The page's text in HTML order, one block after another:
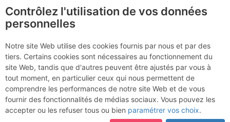
Pointe Ratti : Depuis le
Col de l'Encrenaz
Mercredi 15
février 2017
Contrôlez l'utilisation de vos données
personnelles
Notre site Web utilise des cookies fournis par nous et par des
tiers. Certains cookies sont nécessaires au fonctionnement du
site Web, tandis que d'autres peuvent être ajustés par vous à
tout moment, en particulier ceux qui nous permettent de
comprendre les performances de notre site Web et de vous
fournir des fonctionnalités de médias sociaux. Vous pouvez les
accepter ou les refuser tous ou bien paramétrer vos choix.